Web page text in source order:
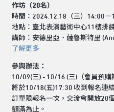
作坊（20名）
時間：2024.12.18（三）14:00－
地點：臺北表演藝術中心11樓排
講師：安德里亞．薩魯斯特里
了解更多
參與辦法：
10/09(三) - 10/16 (三)（會員預
將於10/18(五)17:30 收到報名連
訂單限報名一次，交流會開放20
額滿為止。